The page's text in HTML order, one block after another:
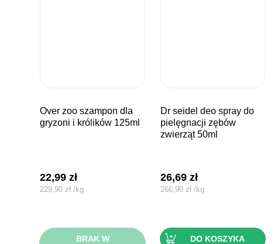
over zoo szampon dla
gryzoni i królików 125ml
22,99zł
229,90zł /kg
BRAK W
dr seidel deo spray do
pielęgnacji zębów
zwierząt 50ml
26,69 zł
266,90 zł /kg
DO KOSZYKA